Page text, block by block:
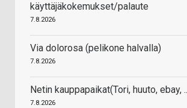
käyttäjäkokemukset/palaute
7.8.2026
Via dolorosa (pelikone halvalla)
7.8.2026
Netin kauppapaikat(Tori, huuto, ebay,
7.8.2026